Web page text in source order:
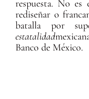
respuesta. No
rediseñar o
batalla por
estatalidad
Banco de México.